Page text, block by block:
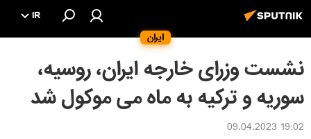
ایران
IR
نشست وزرای خارجه ایران، روسیه،
سوریه و ترکیه به ماه می موکول شد
19:02 09.04.2023